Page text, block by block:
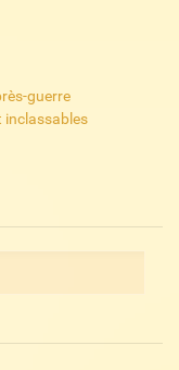
guerre
inclassables